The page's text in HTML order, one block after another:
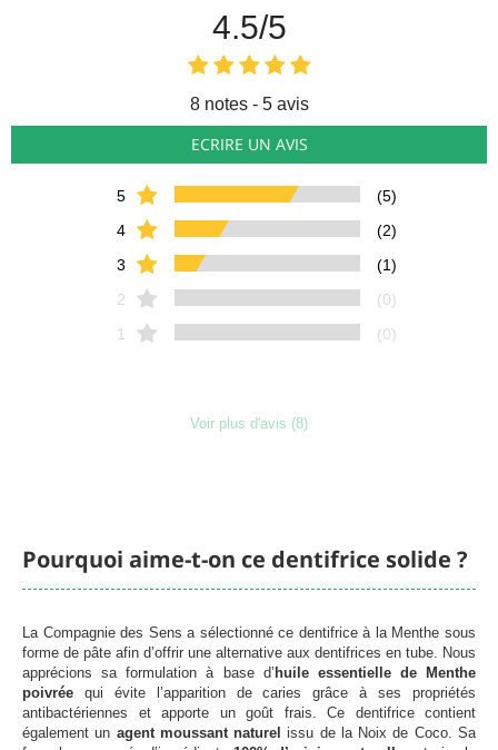
4.5/5
8notes - 5 avis
ECRIRE UN AVIS
5
(5)
4
(2)
3
(1)
2
(0)
1
(0)
Voir plus d'avis (8)
Chargement
Pourquoi aime-t-on ce dentifrice solide ?
La Compagnie des Sens a sélectionné ce dentifrice à la Menthe sous
forme de pâte afin d’offrir une alternative aux dentifrices en tube. Nous
apprécions sa formulation à base d’ huile essentielle de Menthe
poivrée qui évite l’apparition de caries grâce à ses propriétés
antibactériennes et apporte un goût frais. Ce dentifrice contient
également un agent moussant naturel issu de la Noix de Coco. Sa